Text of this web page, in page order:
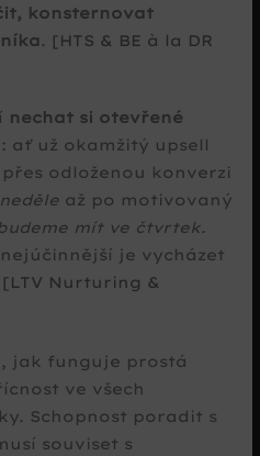
konsternovat
. [HTS & BE à la DR
nechat si otevřené
: ať už okamžitý upsell
přes odloženou konverzi
až po motivovaný
mít ve čtvrtek.
je vycházet
[LTV Nurturing &
jak funguje prostá
ve všech
Schopnost poradit s
souviset s